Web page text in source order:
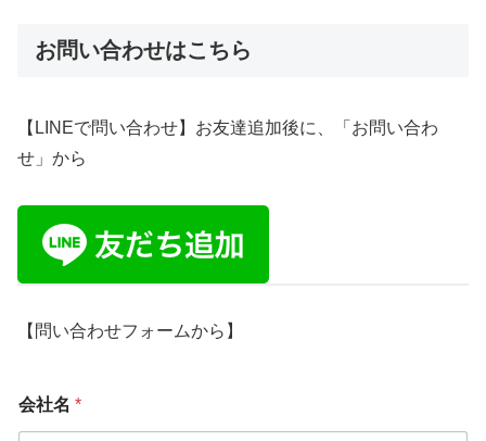
お問い合わせはこちら
【LINEで問い合わせ】お友達追加後に、「お問い合わ
せ」から
【問い合わせフォームから】
会社名 *